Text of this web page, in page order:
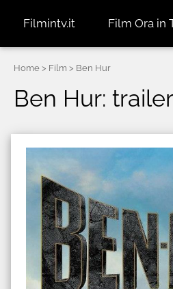
Filmintv.it Film Ora in
Home > Film > Ben Hur
Ben Hur: